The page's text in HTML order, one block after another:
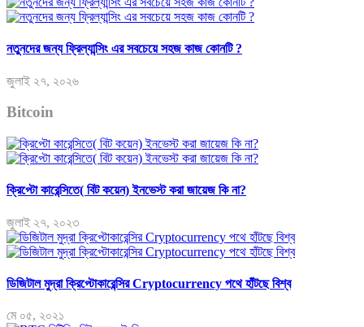
নতুনদের জন্য ফ্রিল্যান্সিং এর সবচেয়ে সহজ কাজ কোনটি ?
জুলাই ২৭, ২০২৬
Bitcoin
ক্রিপ্টো কারেন্সিতে( বিট কয়েন) ইনভেস্ট করা জায়েজ কি না?
জুলাই ২৭, ২০২৩
ডিজিটাল মুদ্রা ক্রিপ্টোকারেন্সির Cryptocurrency পথে হাঁটছে বিশ্ব
মে ০৫, ২০২১